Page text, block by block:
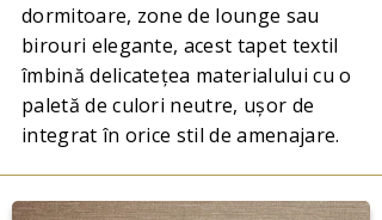
dormitoare, zone de lounge sau
birouri elegante, acest tapet textil
îmbină delicatețea materialului cu o
paletă de culori neutre, ușor de
integrat în orice stil de amenajare.